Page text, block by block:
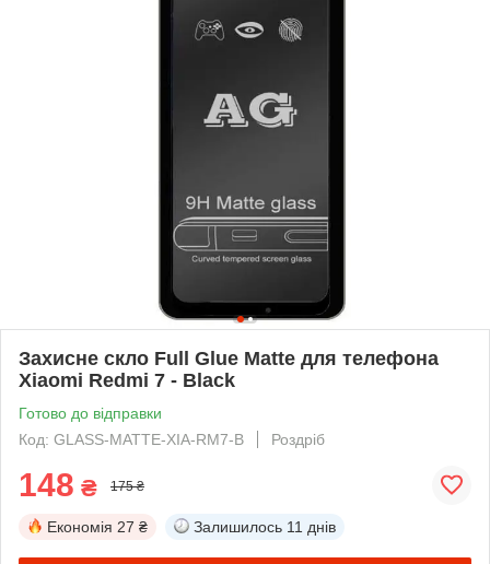
Захисне скло Full Glue Matte для телефона
Xiaomi Redmi 7 - Black
Готово до відправки
Код: GLASS-MATTE-XIA-RM7-B
Роздріб
148 ₴ 175 ₴
Економія 27 ₴ Залишилось 11 днів